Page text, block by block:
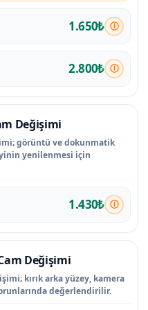
1.650₺
2.800₺
Değişimi
görüntü ve dokunmatik
yenilenmesi için
1.430₺
Değişimi
kırık arka yüzey, kamera
değerlendirilir.